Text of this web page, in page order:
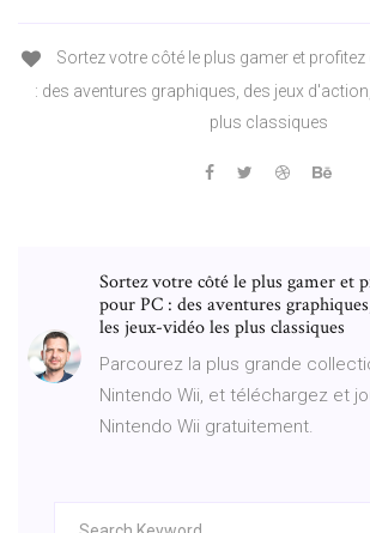
Sortez votre côté le plus gamer et profitez
: des aventures graphiques, des jeux
plus classiques
Sortez votre côté le plus gamer et
pour PC : des aventures
les jeux-vidéo les plus classiques
Parcourez la plus grande
Nintendo Wii, et téléchargez et
Nintendo Wii gratuitement.